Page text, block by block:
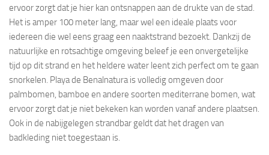
ervoor zorgt dat je hier kan ontsnappen aan de drukte van de stad.
Het is amper 100 meter lang, maar wel een ideale plaats voor
iedereen die wel eens graag een naaktstrand bezoekt. Dankzij de
natuurlijke en rotsachtige omgeving beleef je een onvergetelijke
tijd op dit strand en het heldere water leent zich perfect om te gaan
snorkelen. Playa de Benalnatura is volledig omgeven door
palmbomen, bamboe en andere soorten mediterrane bomen, wat
ervoor zorgt dat je niet bekeken kan worden vanaf andere plaatsen.
Ook in de nabijgelegen strandbar geldt dat het dragen van
badkleding niet toegestaan is.